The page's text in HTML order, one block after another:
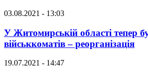
03.08.2021 - 13:03
У Житомирській області тепер
військкоматів – реорганізація
19.07.2021 - 14:47